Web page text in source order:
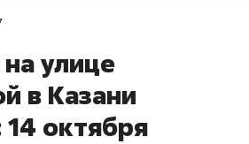
улице
в Казани
октября